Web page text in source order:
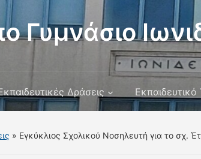
Γυμνάσιο
Δράσεις Εκπαιδευτικό
» Εγκύκλιος Σχολικού Νοσηλευτή για το σχ.